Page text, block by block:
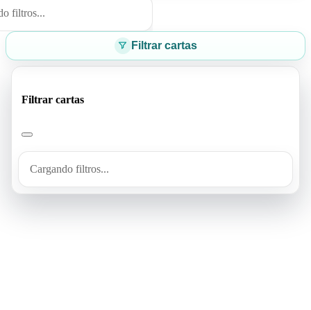
filtros...
Filtrar cartas
Filtrar cartas
Cargando filtros...